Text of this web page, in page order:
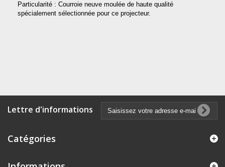
Particularité : Courroie neuve moulée de haute qualité
spécialement sélectionnée pour ce projecteur.
Lettre d'informations
Catégories